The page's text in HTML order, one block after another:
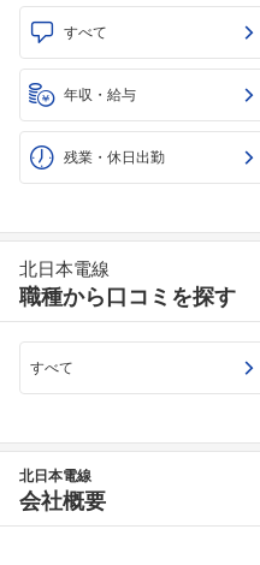
すべて
年収・給与
残業・休日出勤
北日本電線
職種から口コミを探す
すべて
北日本電線
会社概要